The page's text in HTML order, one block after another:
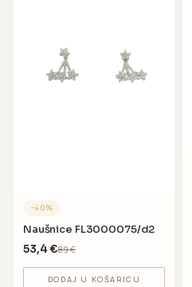
−40%
Naušnice FL3000075/d2
53,4 €89€
DODAJ U KOŠARICU